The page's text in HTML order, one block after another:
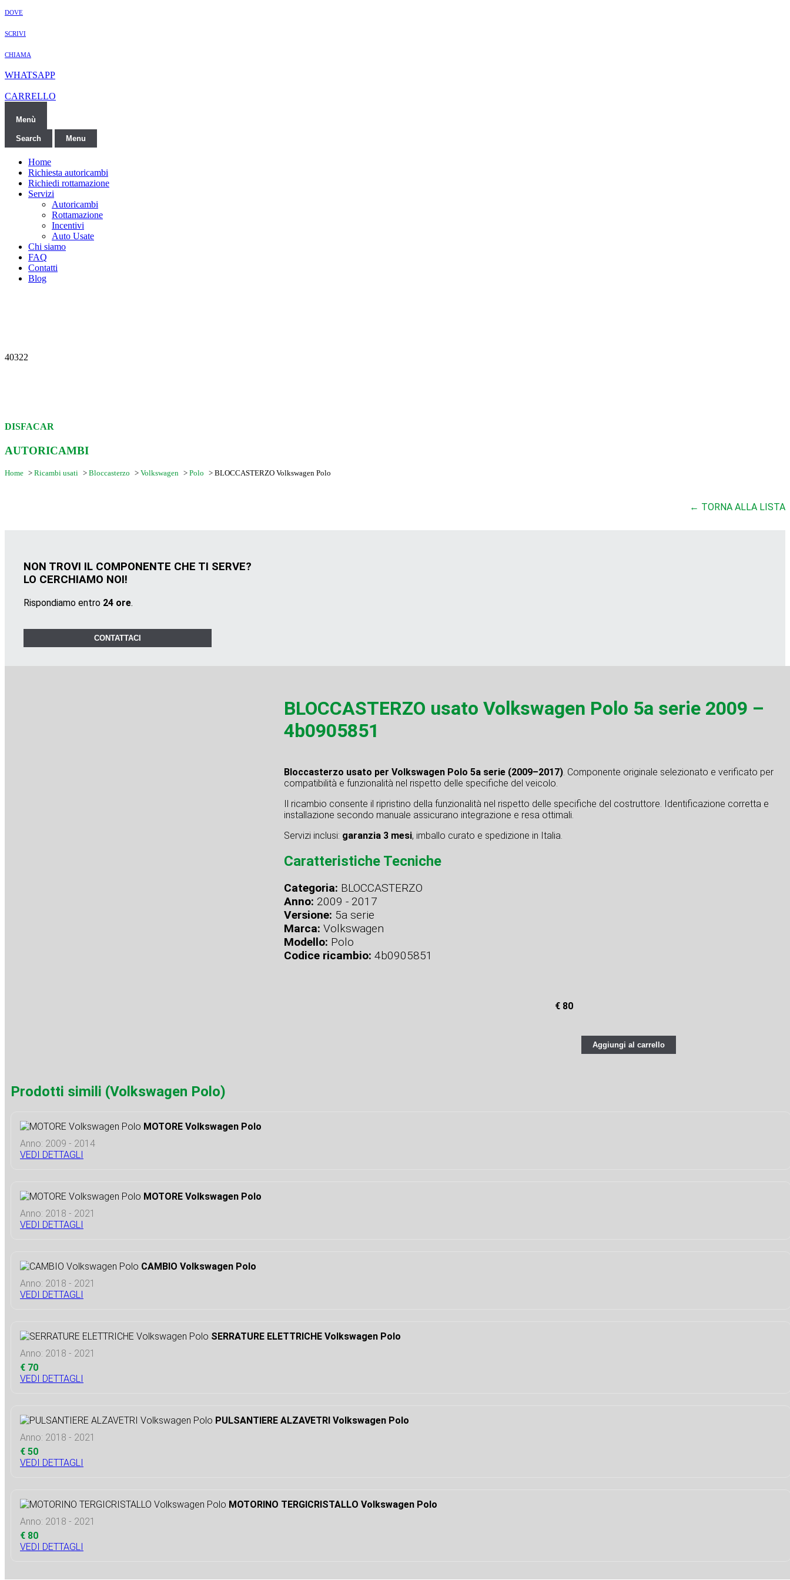
DOVE
SCRIVI
CHIAMA
WHATSAPP
CARRELLO
Menù
Search Menu
Home
Richiesta autoricambi
Richiedi rottamazione
Servizi
Autoricambi
Rottamazione
Incentivi
Auto Usate
Chi siamo
FAQ
Contatti
Blog
40322
DISFACAR
AUTORICAMBI
Home > Ricambi usati > Bloccasterzo > Volkswagen > Polo > BLOCCASTERZO Volkswagen Polo
← TORNA ALLA LISTA
NON TROVI IL COMPONENTE CHE TI SERVE?
LO CERCHIAMO NOI!
Rispondiamo entro 24 ore.
CONTATTACI
BLOCCASTERZO usato Volkswagen Polo 5a serie 2009 –
4b0905851
Bloccasterzo usato per Volkswagen Polo 5a serie (2009–2017). Componente originale selezionato e verificato per
compatibilità e funzionalità nel rispetto delle specifiche del veicolo.
Il ricambio consente il ripristino della funzionalità nel rispetto delle specifiche del costruttore. Identificazione corretta e
installazione secondo manuale assicurano integrazione e resa ottimali.
Servizi inclusi: garanzia 3 mesi, imballo curato e spedizione in Italia.
Caratteristiche Tecniche
Categoria: BLOCCASTERZO
Anno: 2009 - 2017
Versione: 5a serie
Marca: Volkswagen
Modello: Polo
Codice ricambio: 4b0905851
€ 80
Aggiungi al carrello
Prodotti simili (Volkswagen Polo)
MOTORE Volkswagen Polo
Anno: 2009 - 2014
VEDI DETTAGLI
MOTORE Volkswagen Polo
Anno: 2018 - 2021
VEDI DETTAGLI
CAMBIO Volkswagen Polo
Anno: 2018 - 2021
VEDI DETTAGLI
SERRATURE ELETTRICHE Volkswagen Polo
Anno: 2018 - 2021
€ 70
VEDI DETTAGLI
PULSANTIERE ALZAVETRI Volkswagen Polo
Anno: 2018 - 2021
€ 50
VEDI DETTAGLI
MOTORINO TERGICRISTALLO Volkswagen Polo
Anno: 2018 - 2021
€ 80
VEDI DETTAGLI